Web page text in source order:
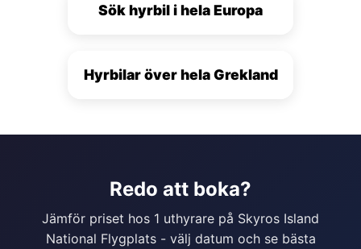
Sök hyrbil i hela Europa
Hyrbilar över hela Grekland
Redo att boka?
Jämför priset hos 1 uthyrare på Skyros Island
National Flygplats - välj datum och se bästa